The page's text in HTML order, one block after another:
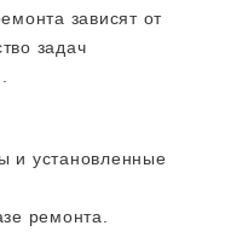
зависят от
задач
и установленные
ремонта.